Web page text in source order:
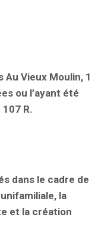
Vieux Moulin, 1
ou l’ayant été
R.
dans le cadre de
la
et la création